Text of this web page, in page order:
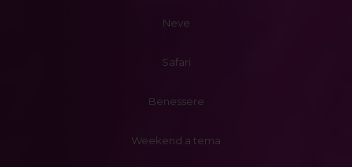
Neve
Safari
Benessere
Weekend a tema